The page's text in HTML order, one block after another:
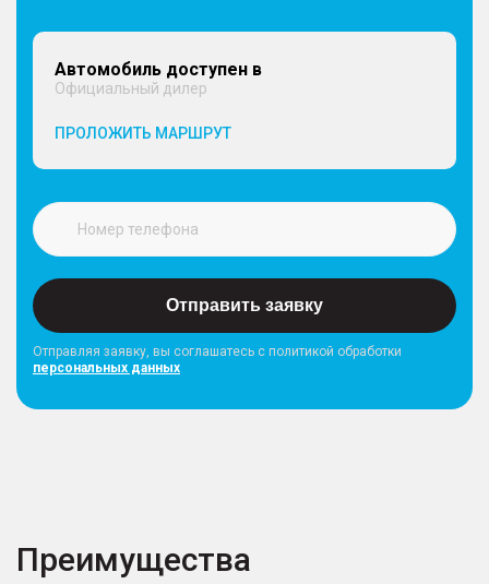
Автомобиль доступен в
Официальный дилер
ПРОЛОЖИТЬ МАРШРУТ
Отправить заявку
Отправляя заявку, вы соглашатесь с политикой обработки
персональных данных
Преимущества